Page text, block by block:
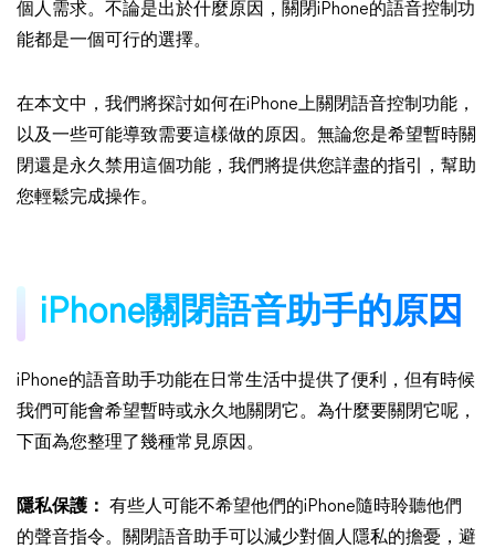
個人需求。不論是出於什麼原因，關閉iPhone的語音控制功
能都是一個可行的選擇。
在本文中，我們將探討如何在iPhone上關閉語音控制功能，
以及一些可能導致需要這樣做的原因。無論您是希望暫時關
閉還是永久禁用這個功能，我們將提供您詳盡的指引，幫助
您輕鬆完成操作。
iPhone關閉語音助手的原因
iPhone的語音助手功能在日常生活中提供了便利，但有時候
我們可能會希望暫時或永久地關閉它。為什麼要關閉它呢，
下面為您整理了幾種常見原因。
隱私保護：
有些人可能不希望他們的iPhone隨時聆聽他們
的聲音指令。關閉語音助手可以減少對個人隱私的擔憂，避